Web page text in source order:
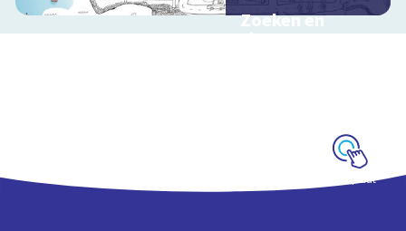
Zoeken en
zingen met
Schoolplaat